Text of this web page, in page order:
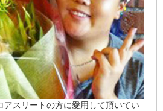
アスリートの方に愛用して頂いてい